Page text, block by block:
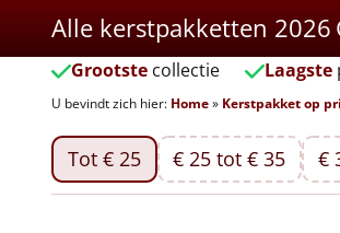
Alle kerstpakketten 2026
Grootste collectie Laagste
U bevindt zich hier: Home» Kerstpakket op
Tot € 25 € 25 tot € 35 €